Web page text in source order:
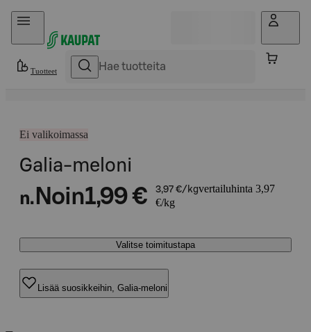
Hyppää sisältöön
Tuotteet
Ei valikoimassa
Galia-meloni
n. Noin1,99 € 3,97 €/kgvertailuhinta 3,97
€/kg
Valitse toimitustapa
Lisää suosikkeihin, Galia-meloni